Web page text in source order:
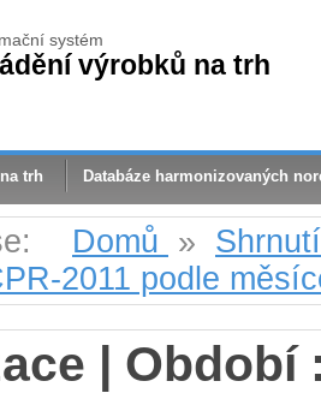
systém
výrobků na trh
trh Databáze harmonizovaných
Domů »
2011 podle
| Období